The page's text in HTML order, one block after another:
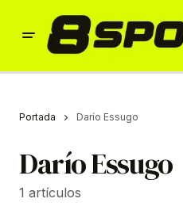
Portada Darío Essugo
Darío Essugo
1 artículos